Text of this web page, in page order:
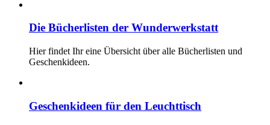
Die Bücherlisten der Wunderwerkstatt
Hier findet Ihr eine Übersicht über alle Bücherlisten und
Geschenkideen.
Geschenkideen für den Leuchttisch